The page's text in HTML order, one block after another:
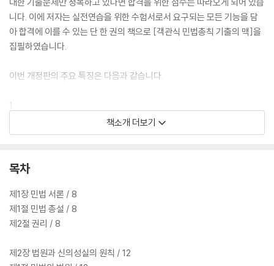
니다. 이에 저자는 실전연습을 위한 수험서로서 요구되는 모든 기능을 담
아 합격에 이를 수 있는 단 한 권의 책으로 [객관식 민법총칙 기출의 맥]을
집필하였습니다.
이번 개정판의 주요 특징은 다음과 같습니다.
1.
본서는 '민법총칙' 객관식 시험에 초점을 맞추어 출간되었습니다. 민법총
칙이 시험범위인 경찰 간부, 소방간부, 세무사, 행정사 시험에 완벽 대비될
영하여 최근 출제 경향 및 수험 트렌드를 전면적으로 반영하였습니다.
2.
본서는 이미 출간되어 있는 기본서 [민법총칙의 맥]과 일'맥'상통합니다.
본서에 반영된 기출문제들은 기본서의 목차 순서에 따라 배치되었고, 각
격에 맞게 수정하였습니다.
책소개 더보기
목차
제1장 민법 서론 / 8
제1절 민법 총설 / 8
제2절 권리 / 8
제2장 법원과 신의성실의 원칙 / 12